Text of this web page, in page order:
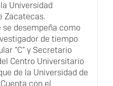
Universidad
Zacatecas.
desempeña como
de tiempo
“C” y Secretario
Centro Universitario
de la Universidad de
con el